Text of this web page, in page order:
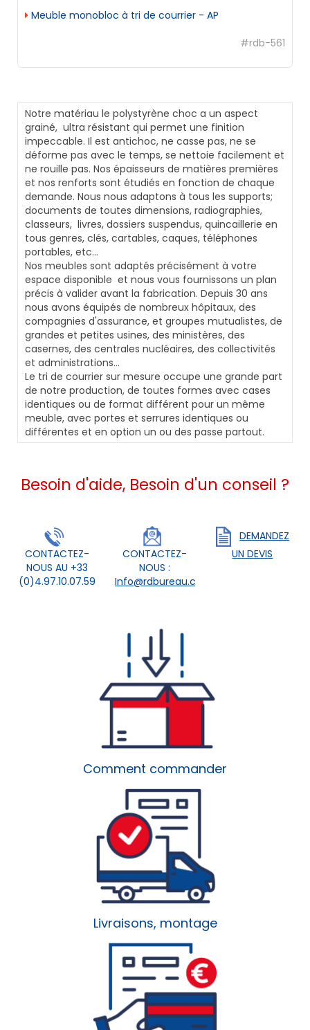
Meuble monobloc à tri de courrier - AP
#rdb-561
Notre matériau le polystyrène choc a un aspect
grainé, ultra résistant qui permet une finition
impeccable. Il est antichoc, ne casse pas, ne se
déforme pas avec le temps, se nettoie facilement et
ne rouille pas. Nos épaisseurs de matières premières
et nos renforts sont étudiés en fonction de chaque
demande. Nous nous adaptons à tous les supports;
documents de toutes dimensions, radiographies,
classeurs, livres, dossiers suspendus, quincaillerie en
tous genres, clés, cartables, caques, téléphones
portables, etc...
Nos meubles sont adaptés précisément à votre
espace disponible et nous vous fournissons un plan
précis à valider avant la fabrication. Depuis 30 ans
nous avons équipés de nombreux hôpitaux, des
compagnies d'assurance, et groupes mutualistes, de
grandes et petites usines, des ministères, des
casernes, des centrales nucléaires, des collectivités
et administrations...
Le tri de courrier sur mesure occupe une grande part
de notre production, de toutes formes avec cases
identiques ou de format différent pour un même
meuble, avec portes et serrures identiques ou
différentes et en option un ou des passe partout.
Besoin d'aide, Besoin d'un conseil ?
CONTACTEZ-
NOUS AU +33
(0)4.97.10.07.59
CONTACTEZ-
NOUS :
Info@rdbureau.com
DEMANDEZ
UN DEVIS
Comment commander
Livraisons, montage